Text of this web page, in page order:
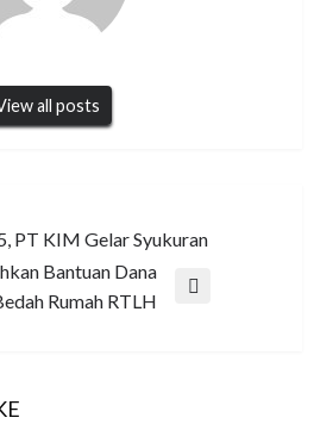
all posts
PT KIM Gelar Syukuran
Bantuan Dana
Rumah RTLH